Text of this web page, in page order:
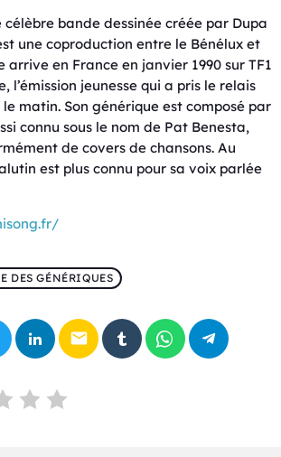
bande dessinée créée par Dupa
une coproduction entre le Bénélux et
arrive en France en janvier 1990 sur TF1
l’émission jeunesse qui a pris le relais
matin. Son générique est composé par
connu sous le nom de Pat Benesta,
de covers de chansons. Au
est plus connu pour sa voix parlée
DES GÉNÉRIQUES
email